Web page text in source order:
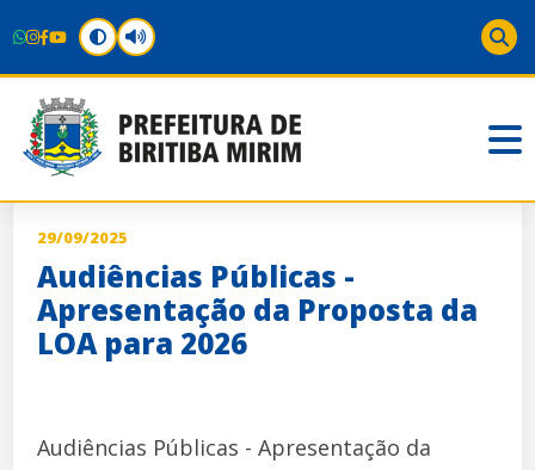
29/09/2025
Audiências Públicas -
Apresentação da Proposta da
LOA para 2026
Audiências Públicas - Apresentação da